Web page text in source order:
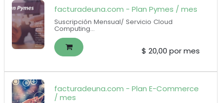
facturadeuna.com - Plan Pymes / mes
Suscripción Mensual/ Servicio Cloud
Computing
250 documentos electrónicos incluidos
($0.08 por documento adicional)
1 usuarios para el auxiliar contable + 1
usuario para el contador
$ 20,00 por mes
facturadeuna.com - Plan E-Commerce
/ mes